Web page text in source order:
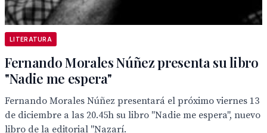
LITERATURA
Fernando Morales Núñez presenta su libro
"Nadie me espera"
Fernando Morales Núñez presentará el próximo viernes 13
de diciembre a las 20.45h su libro "Nadie me espera", nuevo
libro de la editorial "Nazarí.